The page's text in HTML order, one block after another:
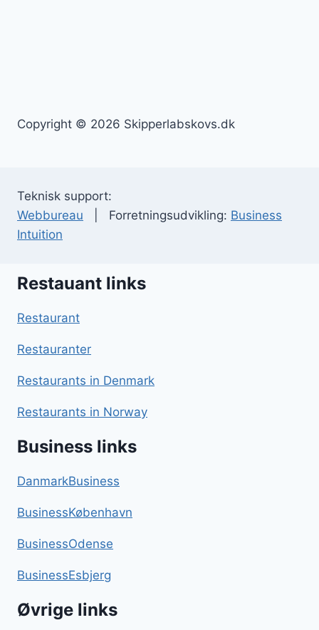
Copyright © 2026 Skipperlabskovs.dk
Teknisk support:
Webbureau | Forretningsudvikling: Business
Intuition
Restauant links
Restaurant
Restauranter
Restaurants in Denmark
Restaurants in Norway
Business links
DanmarkBusiness
BusinessKøbenhavn
BusinessOdense
BusinessEsbjerg
Øvrige links